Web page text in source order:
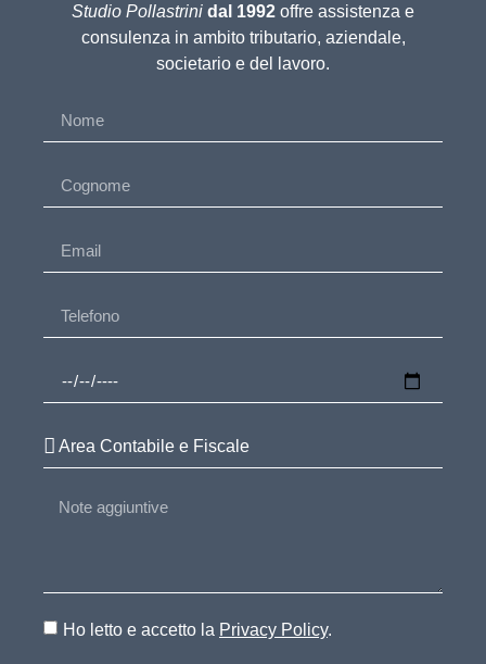
Studio Pollastrini dal 1992 offre assistenza e
consulenza in ambito tributario, aziendale,
societario e del lavoro.
Ho letto e accetto la Privacy Policy.